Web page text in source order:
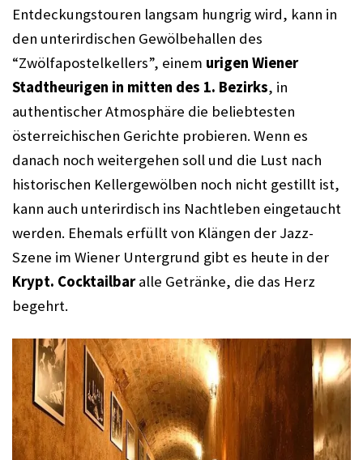
Entdeckungstouren langsam hungrig wird, kann in
den unterirdischen Gewölbehallen des
“Zwölfapostelkellers”, einem urigen Wiener
Stadtheurigen in mitten des 1. Bezirks, in
authentischer Atmosphäre die beliebtesten
österreichischen Gerichte probieren. Wenn es
danach noch weitergehen soll und die Lust nach
historischen Kellergewölben noch nicht gestillt ist,
kann auch unterirdisch ins Nachtleben eingetaucht
werden. Ehemals erfüllt von Klängen der Jazz-
Krypt. Cocktailbar alle Getränke, die das Herz
begehrt.